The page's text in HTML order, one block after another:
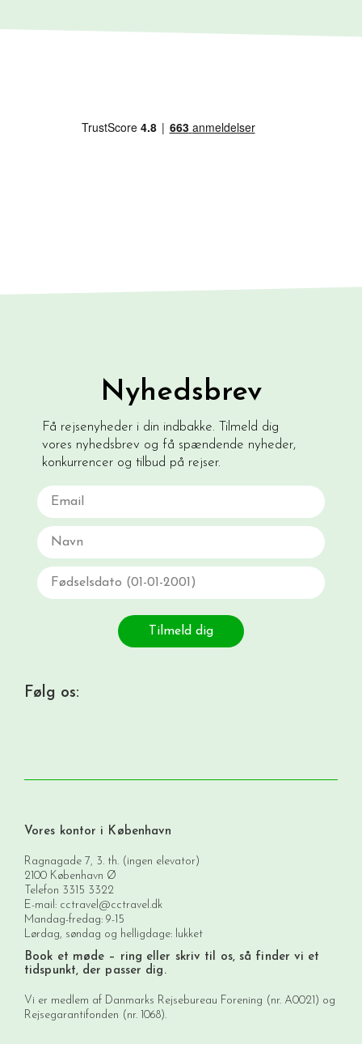
Nyhedsbrev
Få rejsenyheder i din indbakke. Tilmeld dig
vores nyhedsbrev og få spændende nyheder,
konkurrencer og tilbud på rejser.
Email
Navn
Fødselsdato
Tilmeld dig
Følg os:
Vores kontor i København
Ragnagade 7, 3. th. (ingen elevator)
2100 København Ø
Telefon 3315 3322
E-mail: cctravel@cctravel.dk
Mandag-fredag: 9-15
Lørdag, søndag og helligdage: lukket
Book et møde – ring eller skriv til os, så finder vi et
tidspunkt, der passer dig.
Vi er medlem af Danmarks Rejsebureau Forening (nr. A0021) og
Rejsegarantifonden (nr. 1068).